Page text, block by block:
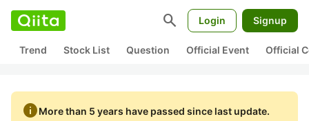
search Login Signup
Trend Stock List Question Official Event Official
infoMore than 5 years have passed since last update.